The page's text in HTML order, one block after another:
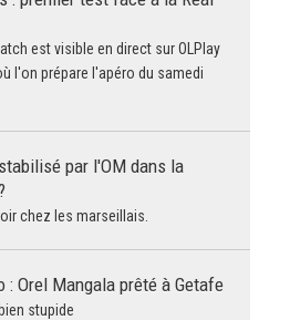
est visible en direct sur OLPlay
l'on prépare l'apéro du samedi
par l'OM dans la
chez les marseillais.
: Orel Mangala prêté à Getafe
stupide